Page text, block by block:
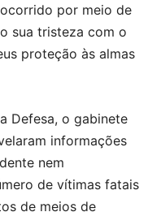
por meio de
sua tristeza com o
proteção às almas
Defesa, o gabinete
informações
nem
de vítimas fatais
de meios de